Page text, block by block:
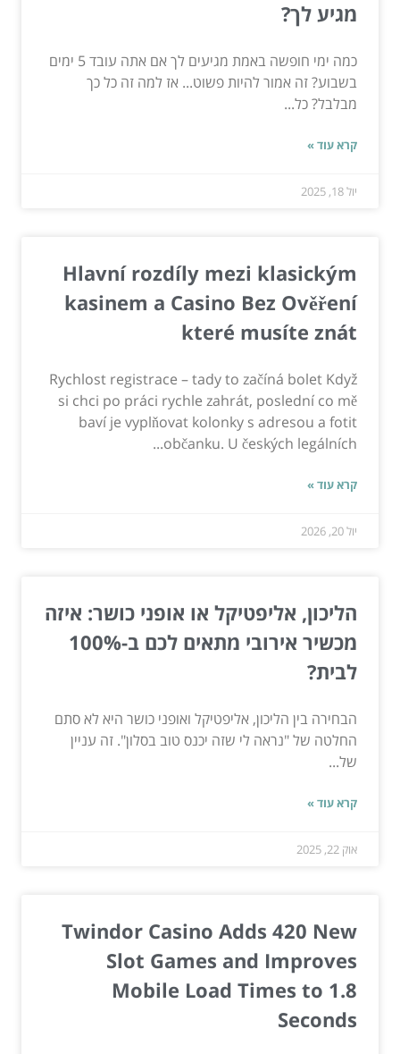
מגיע לך?
כמה ימי חופשה באמת מגיעים לך אם אתה עובד 5 ימים
בשבוע? זה אמור להיות פשוט... אז למה זה כל כך
מבלבל? כל...
קרא עוד »
יול 18, 2025
Hlavní rozdíly mezi klasickým
kasinem a Casino Bez Ověření
které musíte znát
Rychlost registrace – tady to začíná bolet Když
si chci po práci rychle zahrát, poslední co mě
baví je vyplňovat kolonky s adresou a fotit
občanku. U českých legálních...
קרא עוד »
יול 20, 2026
הליכון, אליפטיקל או אופני כושר: איזה
מכשיר אירובי מתאים לכם ב-100%
לבית?
הבחירה בין הליכון, אליפטיקל ואופני כושר היא לא סתם
החלטה של "נראה לי שזה יכנס טוב בסלון". זה עניין
של...
קרא עוד »
אוק 22, 2025
Twindor Casino Adds 420 New
Slot Games and Improves
Mobile Load Times to 1.8
Seconds